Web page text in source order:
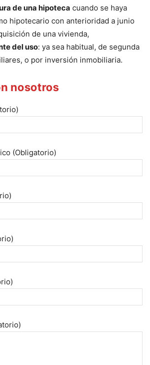
de una hipoteca cuando se haya
hipotecario con anterioridad a junio
de una vivienda,
del uso: ya sea habitual, de segunda
o por inversión inmobiliaria.
nosotros
(Obligatorio)